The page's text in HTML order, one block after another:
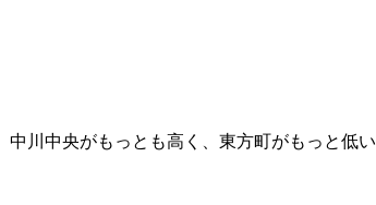
川中央がもっとも高く、東方町がもっと低